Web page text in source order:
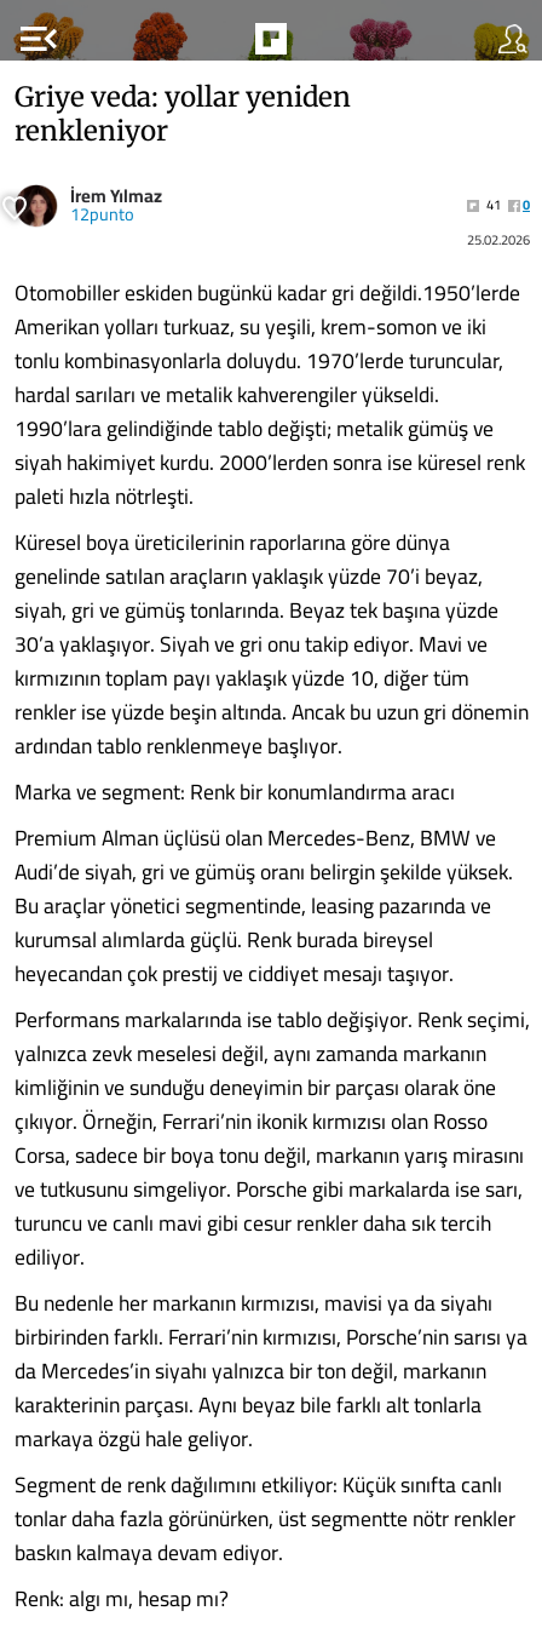
menu_open
Griye veda: yollar yeniden
renkleniyor
İrem Yılmaz
12punto 41
0
25.02.2026
Otomobiller eskiden bugünkü kadar gri değildi.1950’lerde
Amerikan yolları turkuaz, su yeşili, krem-somon ve iki
tonlu kombinasyonlarla doluydu. 1970’lerde turuncular,
hardal sarıları ve metalik kahverengiler yükseldi.
1990’lara gelindiğinde tablo değişti; metalik gümüş ve
siyah hakimiyet kurdu. 2000’lerden sonra ise küresel renk
paleti hızla nötrleşti.
Küresel boya üreticilerinin raporlarına göre dünya
genelinde satılan araçların yaklaşık yüzde 70’i beyaz,
siyah, gri ve gümüş tonlarında. Beyaz tek başına yüzde
30’a yaklaşıyor. Siyah ve gri onu takip ediyor. Mavi ve
kırmızının toplam payı yaklaşık yüzde 10, diğer tüm
renkler ise yüzde beşin altında. Ancak bu uzun gri dönemin
ardından tablo renklenmeye başlıyor.
Marka ve segment: Renk bir konumlandırma aracı
Premium Alman üçlüsü olan Mercedes-Benz, BMW ve
Audi’de siyah, gri ve gümüş oranı belirgin şekilde yüksek.
Bu araçlar yönetici segmentinde, leasing pazarında ve
kurumsal alımlarda güçlü. Renk burada bireysel
heyecandan çok prestij ve ciddiyet mesajı taşıyor.
Performans markalarında ise tablo değişiyor. Renk seçimi,
yalnızca zevk meselesi değil, aynı zamanda markanın
kimliğinin ve sunduğu deneyimin bir parçası olarak öne
çıkıyor. Örneğin, Ferrari’nin ikonik kırmızısı olan Rosso
Corsa, sadece bir boya tonu değil, markanın yarış mirasını
ve tutkusunu simgeliyor. Porsche gibi markalarda ise sarı,
turuncu ve canlı mavi gibi cesur renkler daha sık tercih
ediliyor.
Bu nedenle her markanın kırmızısı, mavisi ya da siyahı
birbirinden farklı. Ferrari’nin kırmızısı, Porsche’nin sarısı ya
da Mercedes’in siyahı yalnızca bir ton değil, markanın
karakterinin parçası. Aynı beyaz bile farklı alt tonlarla
markaya özgü hale geliyor.
Segment de renk dağılımını etkiliyor: Küçük sınıfta canlı
tonlar daha fazla görünürken, üst segmentte nötr renkler
baskın kalmaya devam ediyor.
Renk: algı mı, hesap mı?